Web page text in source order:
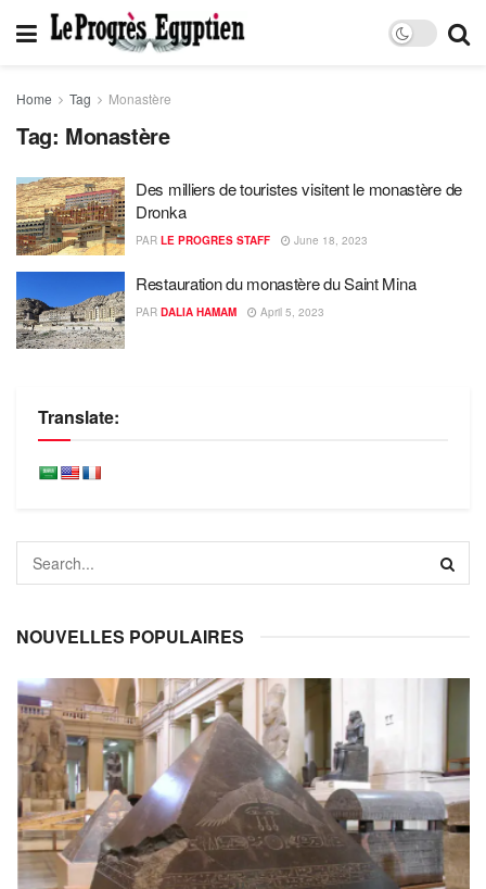
Home Tag Monastère
Tag: Monastère
Des milliers de touristes visitent le monastère de
Dronka
PAR LE PROGRES STAFF June 18, 2023
Restauration du monastère du Saint Mina
PAR DALIA HAMAM April 5, 2023
Translate:
NOUVELLES POPULAIRES